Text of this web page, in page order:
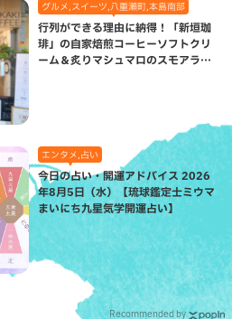
グルメ,スイーツ,八重瀬町,本島南部
行列ができる理由に納得！「新垣珈
琲」の自家焙煎コーヒーソフトクリ
ーム＆炙りマシュマロのスモアラテ
エンタメ,占い
今日の占い・開運アドバイス 2026
年8月5日（水）【琉球鑑定士ミウマ
まいにち九星気学開運占い】
Recommended by